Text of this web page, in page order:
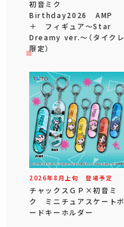
初音ミク
Birthday2026 AMP
＋ フィギュア～Star
Dreamy ver.～（タイクレ
限定）
2026年8 月 上旬 登場予定
チャックスＧＰ×初音ミ
ク ミニチュアスケートボ
ードキーホルダー